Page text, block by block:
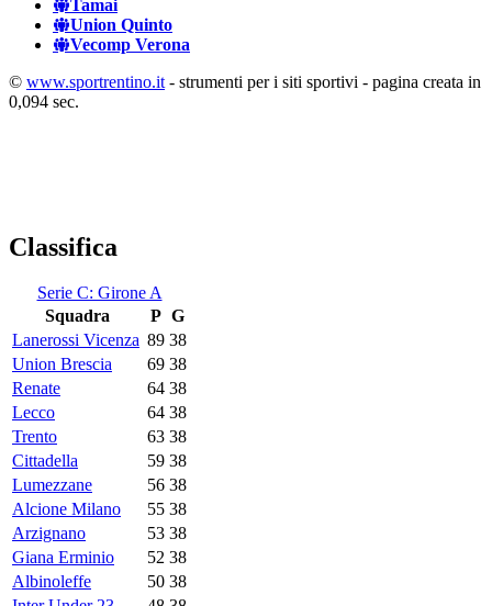
Tamai
Union Quinto
Vecomp Verona
© www.sportrentino.it - strumenti per i siti sportivi - pagina creata in
0,094 sec.
Classifica
Serie C: Girone A
Squadra
P G
Lanerossi Vicenza 89 38
Union Brescia
69 38
Renate
64 38
Lecco
64 38
Trento
63 38
Cittadella
59 38
Lumezzane
56 38
Alcione Milano
55 38
Arzignano
53 38
Giana Erminio
52 38
Albinoleffe
50 38